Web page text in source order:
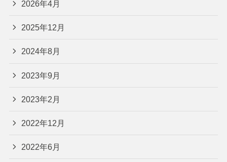
2026年4月
2025年12月
2024年8月
2023年9月
2023年2月
2022年12月
2022年6月